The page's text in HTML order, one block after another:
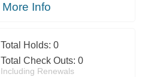
More Info
Total Holds: 0
Total Check Outs: 0
Including Renewals